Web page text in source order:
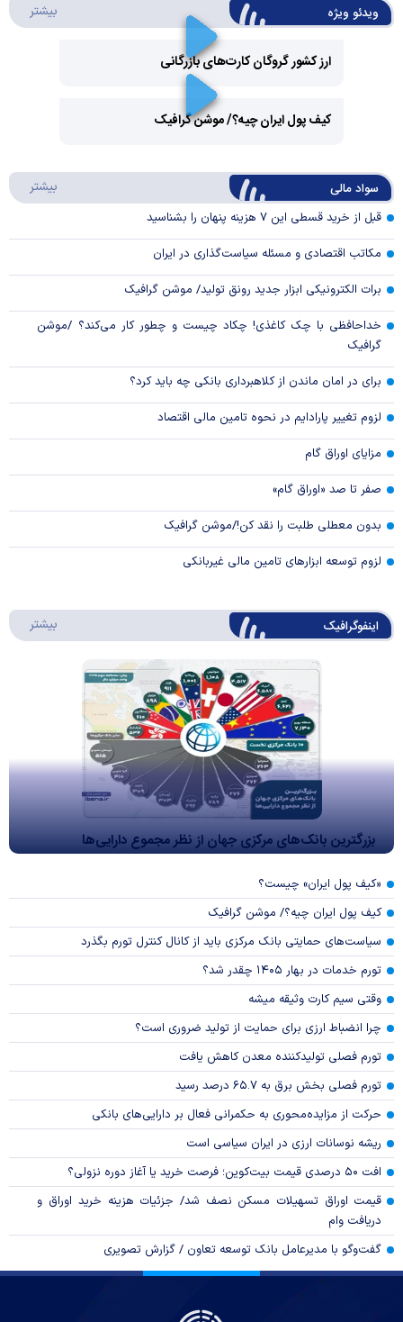
ویدئو ویژه بیشتر
ارز کشور گروگان کارت‌های بازرگانی
Video
کیف پول ایران چیه؟/ موشن گرافیک
سواد مالی بیشتر
قبل از خرید قسطی این ۷ هزینه پنهان را بشناسید
مکاتب اقتصادی و مسئله سیاست‌گذاری در ایران
برات الکترونیکی ابزار جدید رونق تولید/ موشن گرافیک
خداحافظی با چک کاغذی! چکاد چیست و چطور کار می‌کند؟ /موشن
گرافیک
برای در امان ماندن از کلاهبرداری بانکی چه باید کرد؟
لزوم تغییر پارادایم در نحوه تامین مالی اقتصاد
مزایای اوراق گام
صفر تا صد «اوراق گام»
بدون معطلی طلبت را نقد کن!/موشن گرافیک
لزوم توسعه ابزارهای تامین مالی غیربانکی
اینفوگرافیک بیشتر
بزرگترین بانک‌های مرکزی جهان از نظر مجموع دارایی‌ها
«کیف پول ایران» چیست؟
کیف پول ایران چیه؟/ موشن گرافیک
سیاست‌های حمایتی بانک مرکزی باید از کانال کنترل تورم بگذرد
تورم خدمات در بهار ۱۴۰۵ چقدر شد؟
وقتی سیم کارت وثیقه میشه
چرا انضباط ارزی برای حمایت از تولید ضروری است؟
تورم فصلی تولیدکننده معدن کاهش یافت
تورم فصلی بخش برق به ۶۵.۷ درصد رسید
حرکت از مزایده‌محوری به حکمرانی فعال بر دارایی‌های بانکی
ریشه نوسانات ارزی در ایران سیاسی است
افت ۵۰ درصدی قیمت بیت‌کوین؛ فرصت خرید یا آغاز دوره نزولی؟
قیمت اوراق تسهیلات مسکن نصف شد/ جزئیات هزینه خرید اوراق و
دریافت وام
گفت‌وگو با مدیرعامل بانک توسعه تعاون / گزارش تصویری